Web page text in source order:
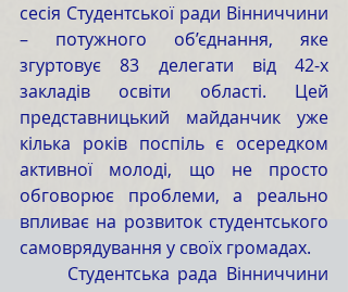
сесія Студентської ради Вінниччини
– потужного об’єднання, яке
згуртовує 83 делегати від 42-х
закладів освіти області. Цей
представницький майданчик уже
кілька років поспіль є осередком
активної молоді, що не просто
обговорює проблеми, а реально
впливає на розвиток студентського
самоврядування у своїх громадах.